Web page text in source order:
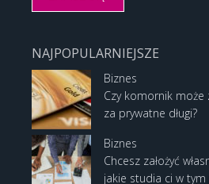
NAJPOPULARNIEJSZE
Biznes
Czy komornik
za prywatne długi?
Biznes
Chcesz założyć
jakie studia ci w